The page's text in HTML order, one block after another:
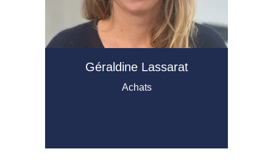
Géraldine Lassarat
Achats